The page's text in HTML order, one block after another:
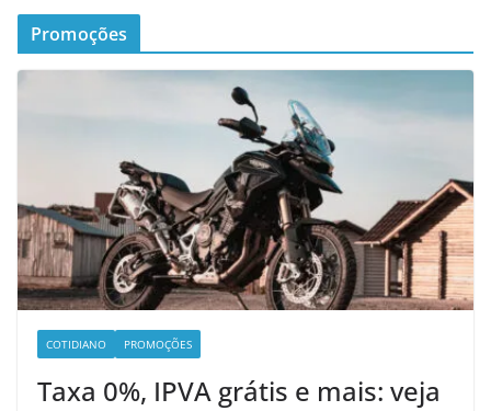
Promoções
COTIDIANO PROMOÇÕES
Taxa 0%, IPVA grátis e mais: veja